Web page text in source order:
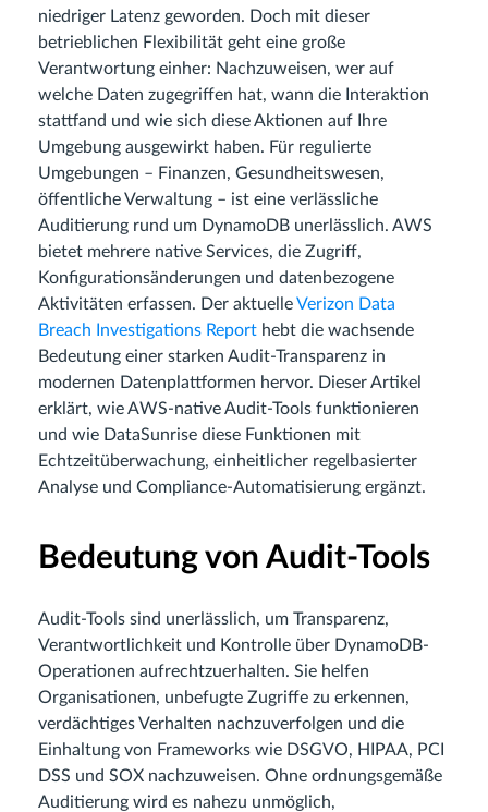
niedriger Latenz geworden. Doch mit dieser
betrieblichen Flexibilität geht eine große
Verantwortung einher: Nachzuweisen, wer auf
welche Daten zugegriffen hat, wann die Interaktion
stattfand und wie sich diese Aktionen auf Ihre
Umgebung ausgewirkt haben. Für regulierte
Umgebungen – Finanzen, Gesundheitswesen,
öffentliche Verwaltung – ist eine verlässliche
Auditierung rund um DynamoDB unerlässlich. AWS
bietet mehrere native Services, die Zugriff,
Konfigurationsänderungen und datenbezogene
Aktivitäten erfassen. Der aktuelleVerizon Data
Breach Investigations Report hebt die wachsende
Bedeutung einer starken Audit-Transparenz in
modernen Datenplattformen hervor. Dieser Artikel
erklärt, wie AWS-native Audit-Tools funktionieren
und wie DataSunrise diese Funktionen mit
Echtzeitüberwachung, einheitlicher regelbasierter
Analyse und Compliance-Automatisierung ergänzt.
Bedeutung von Audit-Tools
Audit-Tools sind unerlässlich, um Transparenz,
Verantwortlichkeit und Kontrolle über DynamoDB-
Operationen aufrechtzuerhalten. Sie helfen
Organisationen, unbefugte Zugriffe zu erkennen,
verdächtiges Verhalten nachzuverfolgen und die
Einhaltung von Frameworks wie DSGVO, HIPAA, PCI
DSS und SOX nachzuweisen. Ohne ordnungsgemäße
Auditierung wird es nahezu unmöglich,